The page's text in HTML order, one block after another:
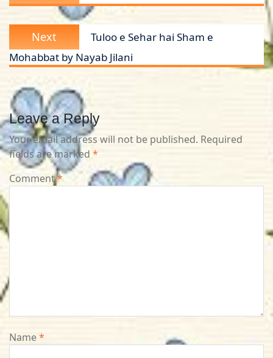
Next
Next
post:
Tuloo e Sehar hai Sham e
Mohabbat by Nayab Jilani
Leave a Reply
Your email address will not be published. Required
fields are marked *
Comment*
Name*